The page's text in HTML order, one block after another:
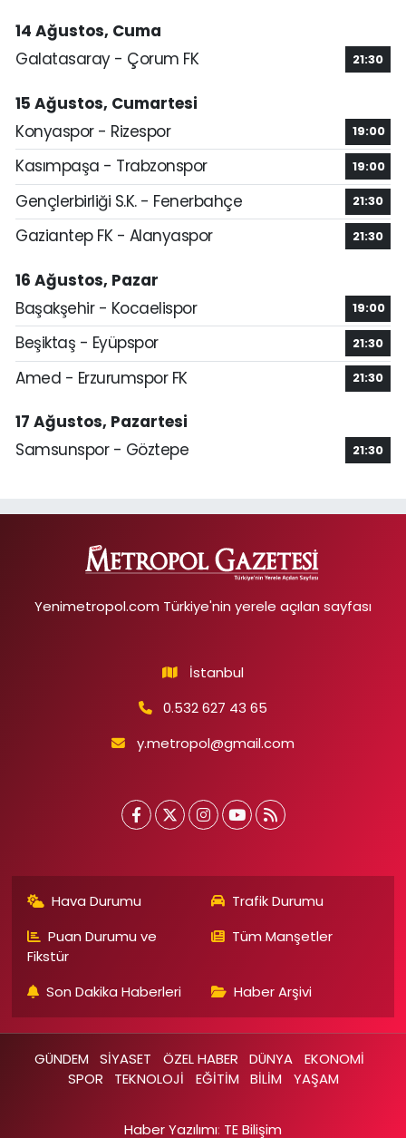
14 Ağustos, Cuma
Galatasaray - Çorum FK
21:30
15 Ağustos, Cumartesi
Konyaspor - Rizespor
19:00
Kasımpaşa - Trabzonspor 19:00
Gençlerbirliği S.K. - Fenerbahçe 21:30
Gaziantep FK - Alanyaspor 21:30
16 Ağustos, Pazar
Başakşehir - Kocaelispor
19:00
Beşiktaş - Eyüpspor 21:30
Amed - Erzurumspor FK 21:30
17 Ağustos, Pazartesi
Samsunspor - Göztepe
21:30
Yenimetropol.com Türkiye'nin yerele açılan sayfası
İstanbul
0.532 627 43 65
y.metropol@gmail.com
Hava Durumu
Trafik Durumu
Puan Durumu ve
Fikstür
Tüm Manşetler
Son Dakika Haberleri Haber Arşivi
GÜNDEM SİYASET ÖZEL HABER DÜNYA
EKONOMİ
SPOR
TEKNOLOJİ EĞİTİM BİLİM YAŞAM
Haber Yazılımı: TE Bilişim